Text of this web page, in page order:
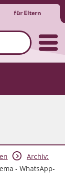
für Eltern
Archiv:
- WhatsApp-